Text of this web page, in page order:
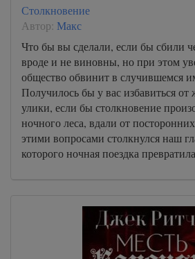
Столкновение
Автор: Макс
Что бы вы сделали, если бы сбили
вроде и не виновны, но при этом
общество обвинит в случившемся
Получилось бы у вас избавиться от
улики, если бы столкновение
ночного леса, вдали от
этими вопросами столкнулся наш
которого ночная поездка